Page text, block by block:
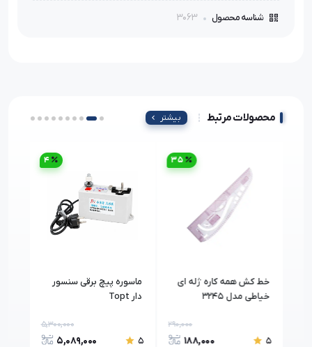
شناسه محصول 3063
محصولات مرتبط بیشتر
خط کش همه کاره ژله ای
خیاطی مدل 3245
5
290,000
188,000
35
ماسوره پیچ برقی سنسور
دار Topt
5
5,300,000
5,089,000
4